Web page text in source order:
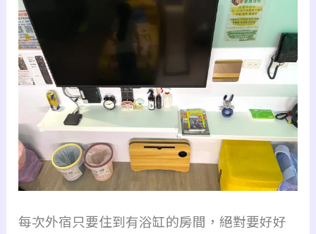
每次外宿只要住到有浴缸的房間，絕對要好好